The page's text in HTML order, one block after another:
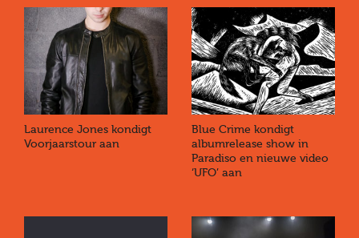
Laurence Jones kondigt
Voorjaarstour aan
Blue Crime kondigt
albumrelease show in
Paradiso en nieuwe video
‘UFO’ aan